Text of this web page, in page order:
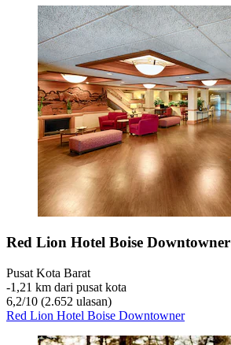
Red Lion Hotel Boise Downtowner
Pusat Kota Barat
‐1,21 km dari pusat kota
6,2/10 (2.652 ulasan)
Red Lion Hotel Boise Downtowner